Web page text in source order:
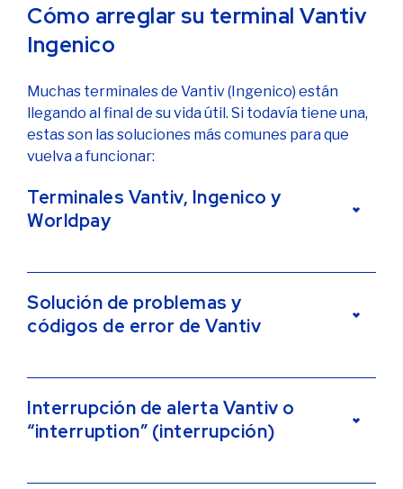
Cómo arreglar su terminal Vantiv
Ingenico
Muchas terminales de Vantiv (Ingenico) están
llegando al final de su vida útil. Si todavía tiene una,
estas son las soluciones más comunes para que
vuelva a funcionar:
Terminales Vantiv, Ingenico y
Worldpay
constituyen uno de los procesadores de tarjetas
de crédito más grandes del mundo.
2016 a 2020, según estecomunicado de prensa de
Ingenico . Si está solucionando problemas con una
Solución de problemas y
códigos de error de Vantiv
2020. Worldpay e Ingenico han extendido su
relación comercial de cinco años por cuatro años
Interrupción de alerta Vantiv o
“interruption” (interrupción)